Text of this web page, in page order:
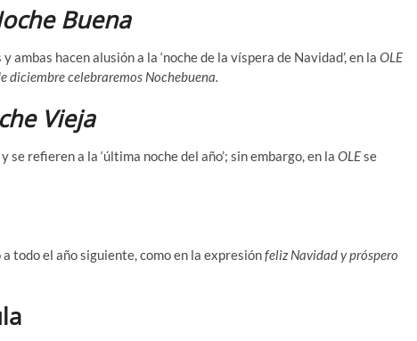
Buena
ambas hacen alusión a la ‘noche de la víspera de Navidad’, en la OLE
diciembre celebraremos Nochebuena.
Vieja
se refieren a la ‘última noche del año’; sin embargo, en la OLEse
todo el año siguiente, como en la expresiónfeliz Navidad y próspero